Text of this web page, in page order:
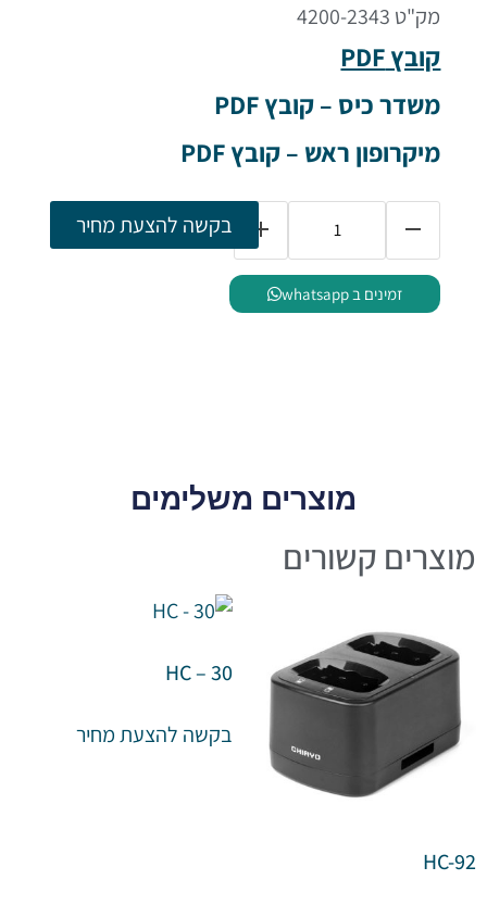
מק"ט 4200-2343
קובץ PDF
משדר כיס – קובץ PDF
מיקרופון ראש – קובץ PDF
בקשה להצעת מחיר
זמינים ב whatsapp
מוצרים משלימים
מוצרים קשורים
HC-92
HC – 30
בקשה להצעת מחיר